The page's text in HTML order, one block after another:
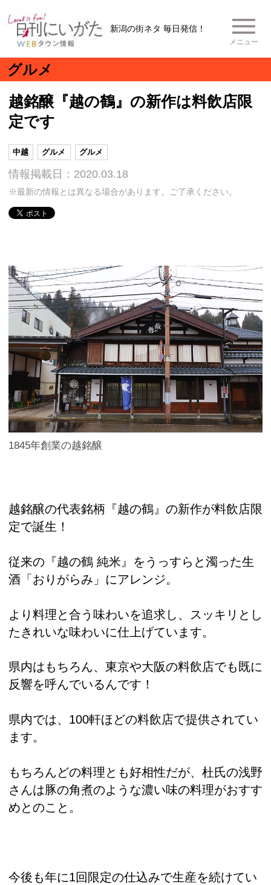
新潟の街ネタ 毎日発信！
メニュー
グルメ
越銘醸『越の鶴』の新作は料飲店限
定です
中越 グルメ グルメ
情報掲載日：2020.03.18
※最新の情報とは異なる場合があります。ご了承ください。
1845年創業の越銘醸
越銘醸の代表銘柄『越の鶴』の新作が料飲店限
定で誕生！
従来の『越の鶴 純米』をうっすらと濁った生
酒「おりがらみ」にアレンジ。
より料理と合う味わいを追求し、スッキリとし
たきれいな味わいに仕上げています。
県内はもちろん、東京や大阪の料飲店でも既に
反響を呼んでいるんです！
県内では、100軒ほどの料飲店で提供されてい
ます。
もちろんどの料理とも好相性だが、杜氏の浅野
さんは豚の角煮のような濃い味の料理がおすす
めとのこと。
今後も年に1回限定の仕込みで生産を続けてい